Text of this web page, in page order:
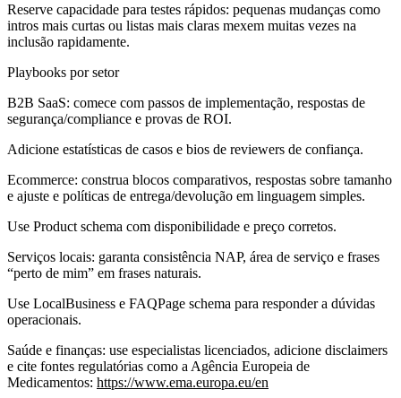
Reserve capacidade para testes rápidos: pequenas mudanças como
intros mais curtas ou listas mais claras mexem muitas vezes na
inclusão rapidamente.
Playbooks por setor
B2B SaaS: comece com passos de implementação, respostas de
segurança/compliance e provas de ROI.
Adicione estatísticas de casos e bios de reviewers de confiança.
Ecommerce: construa blocos comparativos, respostas sobre tamanho
e ajuste e políticas de entrega/devolução em linguagem simples.
Use Product schema com disponibilidade e preço corretos.
Serviços locais: garanta consistência NAP, área de serviço e frases
“perto de mim” em frases naturais.
Use LocalBusiness e FAQPage schema para responder a dúvidas
operacionais.
Saúde e finanças: use especialistas licenciados, adicione disclaimers
e cite fontes regulatórias como a Agência Europeia de
Medicamentos: https://www.ema.europa.eu/en